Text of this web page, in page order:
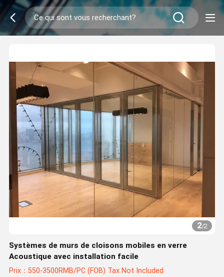
2/2
Systèmes de murs de cloisons mobiles en verre
Acoustique avec installation facile
Prix：550-3500RMB/PC (FOB) Tax Not Included